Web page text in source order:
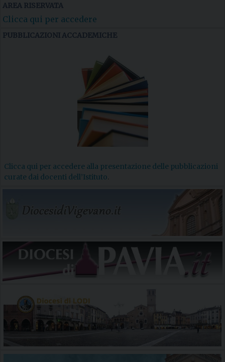
AREA RISERVATA
Clicca qui per accedere
PUBBLICAZIONI ACCADEMICHE
Clicca qui per accedere alla presentazione delle pubblicazioni
curate dai docenti dell’Istituto